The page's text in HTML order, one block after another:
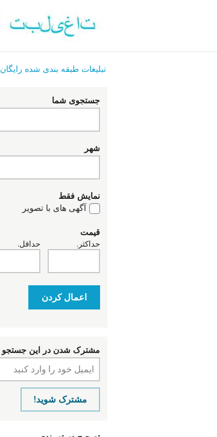
تبلیغات طبقه بندی شده رایگان
جستجوی شما
شهر
نمایش فقط
آگهی های با تصویر
قیمت
حداقل. حداکثر.
اعمال کردن
مشترک شدن در این جستجو
مشترک شوید!